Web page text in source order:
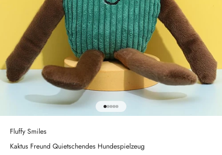
Gehe zu Element 1
Gehe zu Element 2
Gehe zu Element 3
Gehe zu Element 4
Gehe zu Element 5
Fluffy Smiles
Kaktus Freund Quietschendes Hundespielzeug